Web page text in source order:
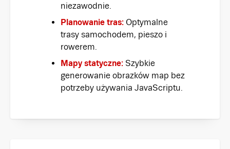
niezawodnie.
Planowanie tras: Optymalne
trasy samochodem, pieszo i
rowerem.
Mapy statyczne: Szybkie
generowanie obrazków map bez
potrzeby używania JavaScriptu.